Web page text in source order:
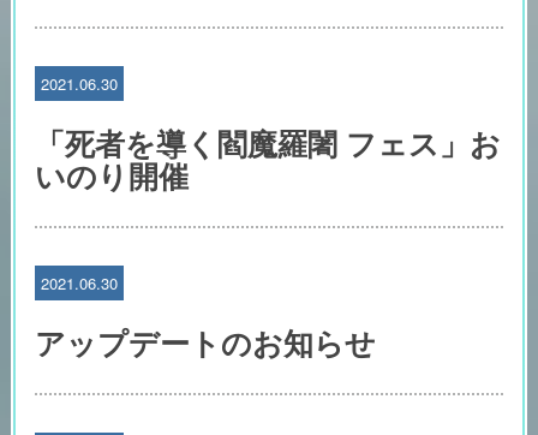
2021.06.30
「死者を導く閻魔羅闍 フェス」お
いのり開催
2021.06.30
アップデートのお知らせ